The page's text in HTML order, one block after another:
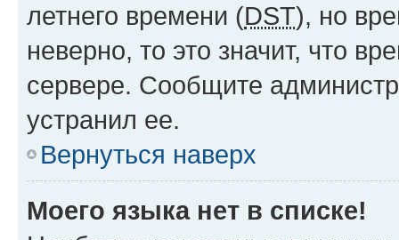
летнего времени (DST), но
неверно, то это значит, что
сервере. Сообщите
устранил ее.
Вернуться наверх
Моего языка нет в списке!